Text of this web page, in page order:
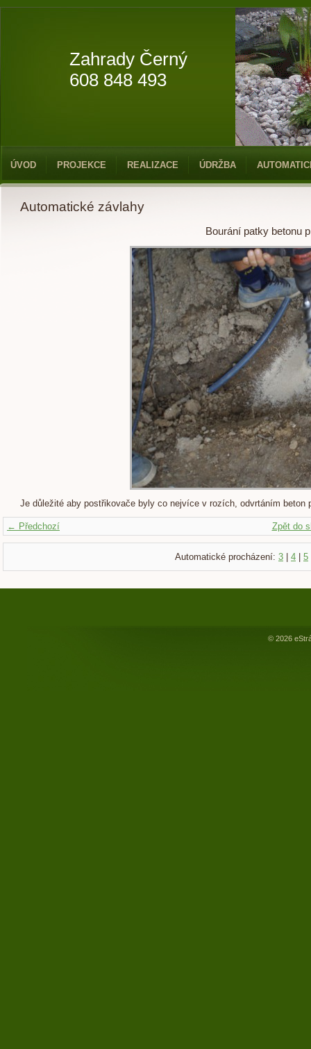
Zahrady Černý
608 848 493
ÚVOD PROJEKCE REALIZACE ÚDRŽBA
Automatické závlahy
Bourání patky betonu
Je důležité aby postřikovače byly co nejvíce v rozích, odvrtáním beton
← Předchozí Zpět do
Automatické procházení: 3 4 5
© 2026